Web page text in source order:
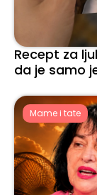
Recept za
da je samo
Mame i tate